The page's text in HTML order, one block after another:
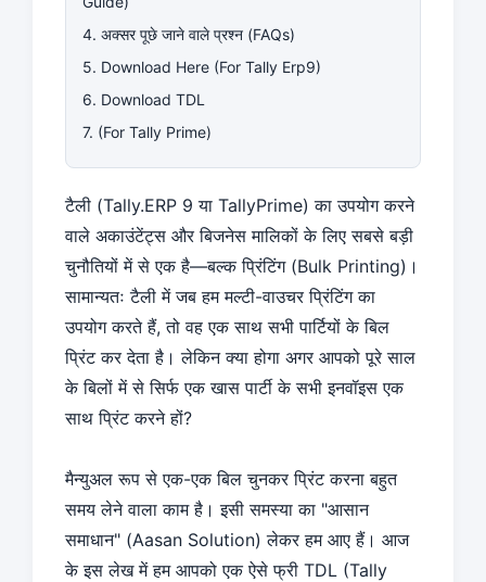
4. अक्सर पूछे जाने वाले प्रश्न (FAQs)
5. Download Here (For Tally Erp9)
6. Download TDL
7. (For Tally Prime)
टैली (Tally.ERP 9 या TallyPrime) का उपयोग करने
वाले अकाउंटेंट्स और बिजनेस मालिकों के लिए सबसे बड़ी
चुनौतियों में से एक है—बल्क प्रिंटिंग (Bulk Printing)।
सामान्यतः टैली में जब हम मल्टी-वाउचर प्रिंटिंग का
उपयोग करते हैं, तो वह एक साथ सभी पार्टियों के बिल
प्रिंट कर देता है। लेकिन क्या होगा अगर आपको पूरे साल
के बिलों में से सिर्फ एक खास पार्टी के सभी इनवॉइस एक
साथ प्रिंट करने हों?
मैन्युअल रूप से एक-एक बिल चुनकर प्रिंट करना बहुत
समय लेने वाला काम है। इसी समस्या का "आसान
समाधान" (Aasan Solution) लेकर हम आए हैं। आज
के इस लेख में हम आपको एक ऐसे फ्री TDL (Tally